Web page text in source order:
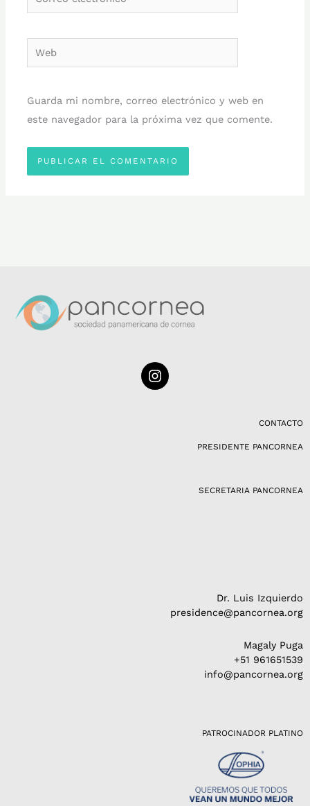
electrónico*
Web
Guarda mi nombre, correo electrónico y web en
este navegador para la próxima vez que comente.
I
n
CONTACTO
PRESIDENTE PANCORNEA
SECRETARIA PANCORNEA
Dr. Luis Izquierdo
presidence@pancornea.org
Magaly Puga
+51 961651539
info@pancornea.org
PATROCINADOR PLATINO